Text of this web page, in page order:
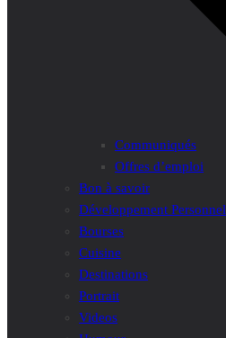
Communiqués
Offres d’emploi
Bon à savoir
Développement Personnel
Bourses
Cuisine
Destinations
Portrait
Videos